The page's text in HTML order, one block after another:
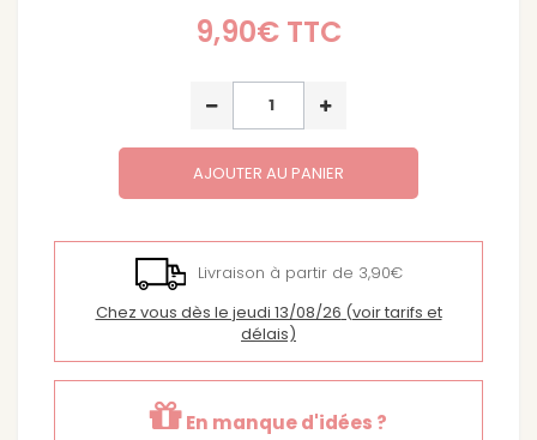
9,90€TTC
AJOUTER AU PANIER
Livraison à partir de 3,90€
Chez vous dès le jeudi 13/08/26 (voir tarifs et
délais)
En manque d'idées ?